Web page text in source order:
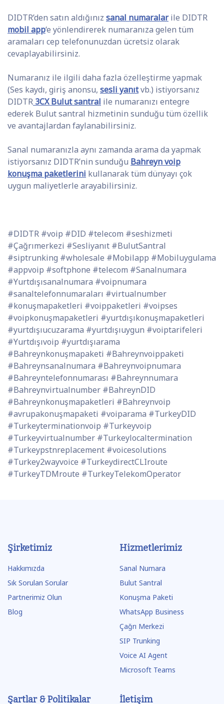
DIDTR’den satın aldığınız sanal numaralarile DIDTR
mobil app‘e yönlendirerek numaranıza gelen tüm
aramaları cep telefonunuzdan ücretsiz olarak
cevaplayabilirsiniz.
Numaranız ile ilgili daha fazla özelleştirme yapmak
(Ses kaydı, giriş anonsu, sesli yanıtvb.) istiyorsanız
DIDTR 3CX Bulut santral ile numaranızı entegre
ederek Bulut santral hizmetinin sunduğu tüm özellik
ve avantajlardan faylanabilirsiniz.
Sanal numaranızla aynı zamanda arama da yapmak
istiyorsanız DIDTR’nin sunduğu Bahreyn voip
konuşma paketlerini kullanarak tüm dünyayı çok
uygun maliyetlerle arayabilirsiniz.
#DIDTR #voip #DID #telecom #seshizmeti
#Çağrımerkezi #Sesliyanıt #BulutSantral
#siptrunking #wholesale #Mobilapp #Mobiluygulama
#appvoip #softphone #telecom #Sanalnumara
#Yurtdışısanalnumara #voipnumara
#sanaltelefonnumaraları #virtualnumber
#konuşmapaketleri #voippaketleri #voipses
#voipkonuşmapaketleri #yurtdışıkonuşmapaketleri
#yurtdışıucuzarama #yurtdışıuygun #voiptarifeleri
#Yurtdışıvoip #yurtdışıarama
#Bahreynkonuşmapaketi #Bahreynvoippaketi
#Bahreynsanalnumara #Bahreynvoipnumara
#Bahreyntelefonnumarası #Bahreynnumara
#Bahreynvirtualnumber #BahreynDID
#Bahreynkonuşmapaketleri #Bahreynvoip
#avrupakonuşmapaketi #voiparama #TurkeyDID
#Turkeyterminationvoip #Turkeyvoip
#Turkeyvirtualnumber #Turkeylocaltermination
#Turkeypstnreplacement #voicesolutions
#Turkey2wayvoice #TurkeydirectCLIroute
#TurkeyTDMroute #TurkeyTelekomOperator
Şirketimiz
Hakkımızda
Sık Sorulan Sorular
Partnerimiz Olun
Blog
Hizmetlerimiz
Sanal Numara
Bulut Santral
Konuşma Paketi
WhatsApp Business
Çağrı Merkezi
SIP Trunking
Voice AI Agent
Microsoft Teams
Şartlar & Politikalar İletişim